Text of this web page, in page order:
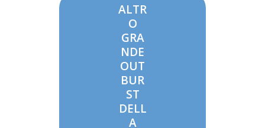
ALTR
O
GRA
NDE
OUT
BUR
ST
DELL
A